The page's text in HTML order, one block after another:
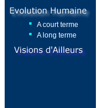
A court terme
A long terme